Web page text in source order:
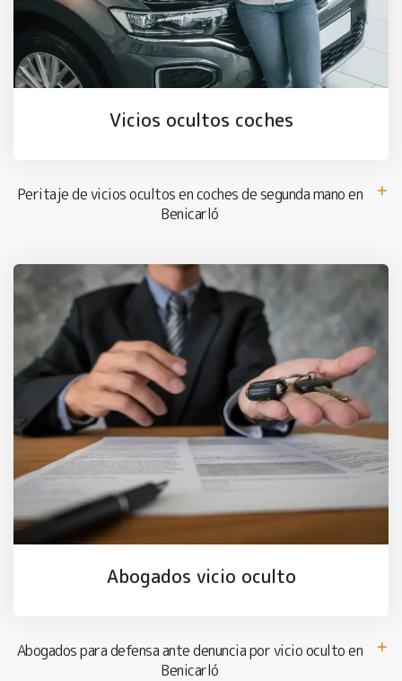
Vicios ocultos coches
Peritaje de vicios ocultos en coches de segunda mano en
Benicarló
Abogados vicio oculto
Abogados para defensa ante denuncia por vicio oculto en
Benicarló